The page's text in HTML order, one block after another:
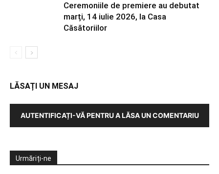
Ceremoniile de premiere au debutat
marți, 14 iulie 2026, la Casa
Căsătoriilor
LĂSAȚI UN MESAJ
AUTENTIFICAȚI-VĂ PENTRU A LĂSA UN COMENTARIU
Urmăriți-ne